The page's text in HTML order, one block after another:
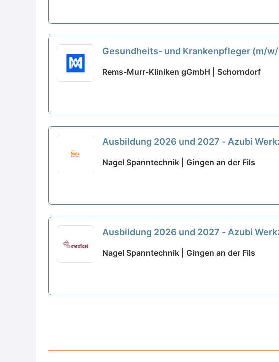
Gesundheits- und Krankenpfleger (m/
Rems-Murr-Kliniken gGmbH | Schorndorf
Ausbildung 2026 und 2027 - Azubi
Nagel Spanntechnik | Gingen an der Fils
Ausbildung 2026 und 2027 - Azubi
Nagel Spanntechnik | Gingen an der Fils